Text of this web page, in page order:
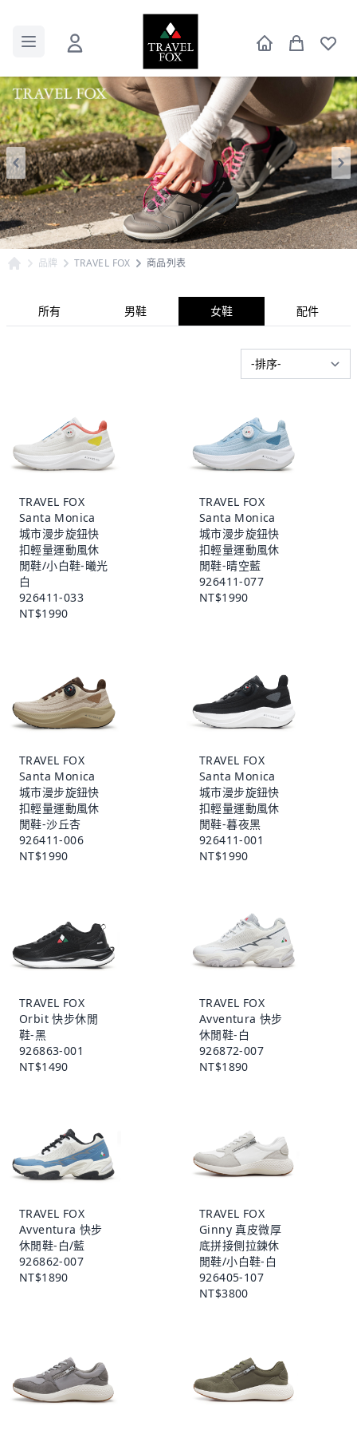
品牌 TRAVEL FOX 商品列表
所有 男鞋 女鞋 配件
TRAVEL FOX
Santa Monica
城市漫步旋鈕快
扣輕量運動風休
閒鞋/小白鞋-曦光
白
926411-033
NT$1990
TRAVEL FOX
Santa Monica
城市漫步旋鈕快
扣輕量運動風休
閒鞋-晴空藍
926411-077
NT$1990
TRAVEL FOX
Santa Monica
城市漫步旋鈕快
扣輕量運動風休
閒鞋-沙丘杏
926411-006
NT$1990
TRAVEL FOX
Santa Monica
城市漫步旋鈕快
扣輕量運動風休
閒鞋-暮夜黑
926411-001
NT$1990
TRAVEL FOX
Orbit 快步休閒
鞋-黑
926863-001
NT$1490
TRAVEL FOX
Avventura 快步
休閒鞋-白
926872-007
NT$1890
TRAVEL FOX
Avventura 快步
休閒鞋-白/藍
926862-007
NT$1890
TRAVEL FOX
Ginny 真皮微厚
底拼接側拉鍊休
閒鞋/小白鞋-白
926405-107
NT$3800